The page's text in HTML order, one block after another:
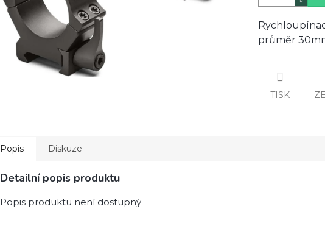
průměr
TISK
Popis Diskuze
Detailní popis produktu
Popis produktu není dostupný